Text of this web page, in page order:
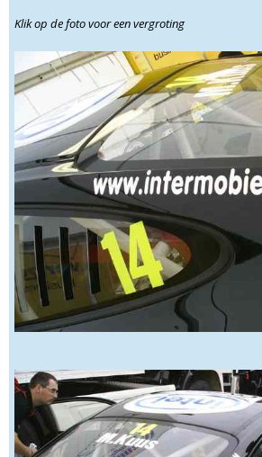
Klik op de foto voor een vergroting